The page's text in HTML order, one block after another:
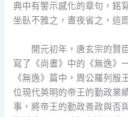
典中有警示感化的章句，銘
坐臥不雅之，晝夜省之，這
開元初年，唐玄宗的賢
寫了《尚書》中的《無逸》
《無逸》篇中，周公羅列殷
位現代英明的帝王的勤政業
事，將帝王的勤政善政與否